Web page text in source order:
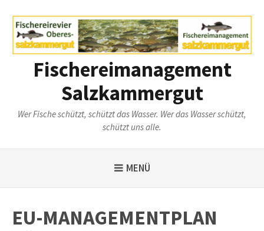
zum
Inhalt
Fischereimanagement
Salzkammergut
Wer Fische schützt, schützt das Wasser. Wer das Wasser schützt,
schützt uns alle.
MENÜ
EU-MANAGEMENTPLAN